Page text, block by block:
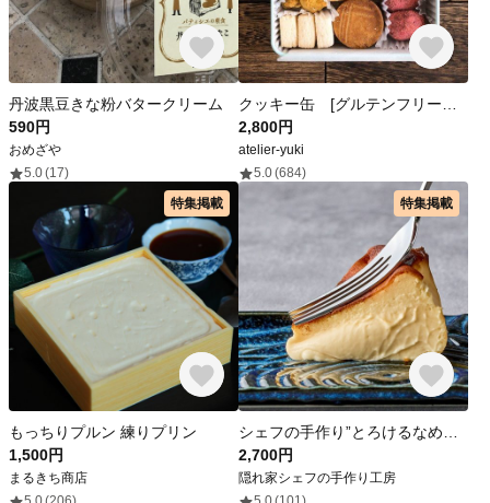
丹波黒豆きな粉バタークリーム
590円
おめざや
5.0(17)
2,800円
atelier-yuki
5.0(684)
特集掲載
もっちりプルン 練りプリン
1,500円
まるきち商店
特集掲載
2,700円
隠れ家シェフの手作り工房